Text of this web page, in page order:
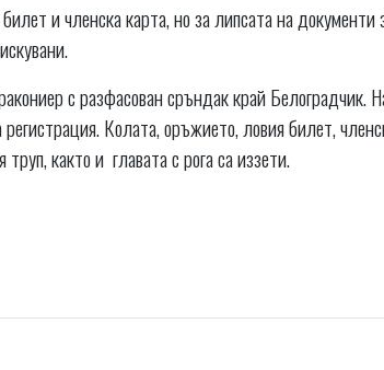
и членска карта, но за липсата на документи
с разфасован сръндак край Белоградчик.
Колата, оръжието, ловия билет,
както и главата с рога са иззети.